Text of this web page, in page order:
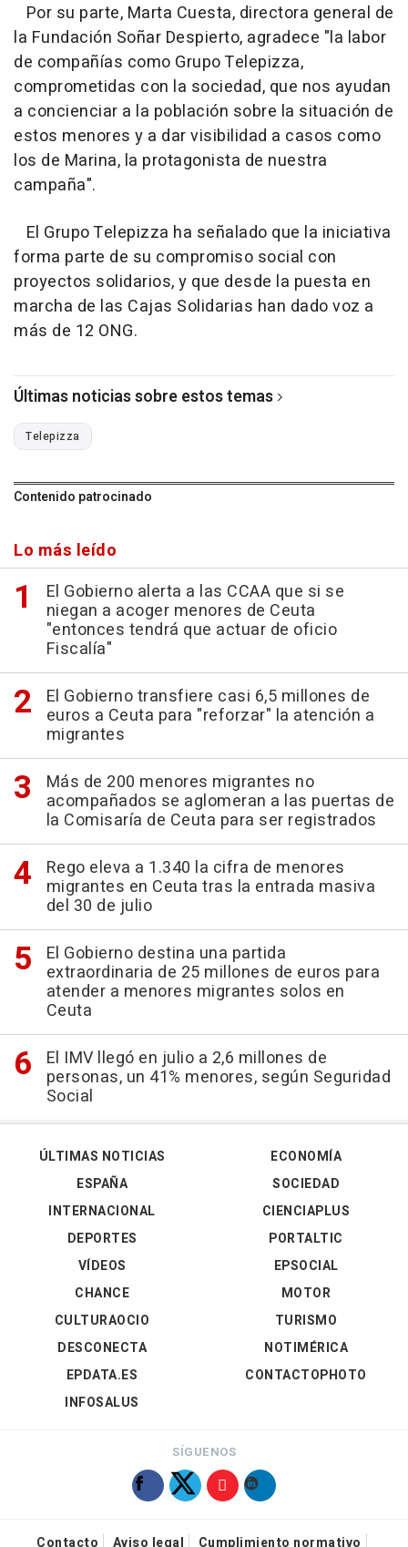
Por su parte, Marta Cuesta, directora general de
la Fundación Soñar Despierto, agradece "la labor
de compañías como Grupo Telepizza,
comprometidas con la sociedad, que nos ayudan
a concienciar a la población sobre la situación de
estos menores y a dar visibilidad a casos como
los de Marina, la protagonista de nuestra
campaña".
El Grupo Telepizza ha señalado que la iniciativa
forma parte de su compromiso social con
proyectos solidarios, y que desde la puesta en
marcha de las Cajas Solidarias han dado voz a
más de 12 ONG.
Últimas noticias sobre estos temas
Telepizza
Contenido patrocinado
Lo más leído
El Gobierno alerta a las CCAA que si se
niegan a acoger menores de Ceuta
"entonces tendrá que actuar de oficio
Fiscalía"
El Gobierno transfiere casi 6,5 millones de
euros a Ceuta para "reforzar" la atención a
migrantes
Más de 200 menores migrantes no
acompañados se aglomeran a las puertas de
la Comisaría de Ceuta para ser registrados
Rego eleva a 1.340 la cifra de menores
migrantes en Ceuta tras la entrada masiva
del 30 de julio
El Gobierno destina una partida
extraordinaria de 25 millones de euros para
atender a menores migrantes solos en
Ceuta
El IMV llegó en julio a 2,6 millones de
personas, un 41% menores, según Seguridad
Social
ÚLTIMAS NOTICIAS
ESPAÑA
INTERNACIONAL
DEPORTES
VÍDEOS
ECONOMÍA
SOCIEDAD
CIENCIAPLUS
PORTALTIC
EPSOCIAL
CHANCE
CULTURAOCIO
DESCONECTA
EPDATA.ES
INFOSALUS
MOTOR
TURISMO
NOTIMÉRICA
CONTACTOPHOTO
SÍGUENOS